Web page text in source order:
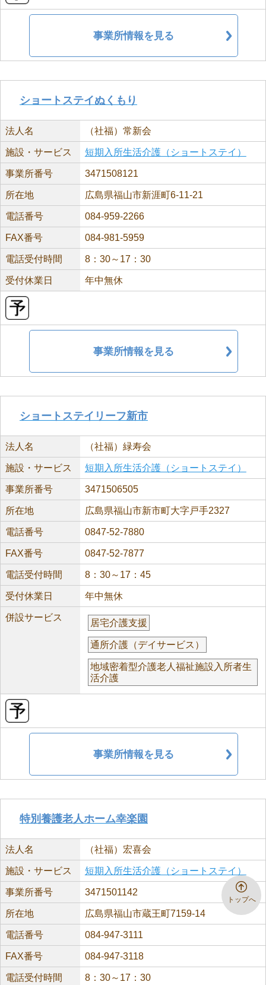
事業所情報を見る
ショートステイぬくもり
法人名 （社福）常新会
施設・サービス 短期入所生活介護（ショートステイ）
事業所番号 3471508121
所在地 広島県福山市新涯町6-11-21
電話番号 084-959-2266
FAX番号 084-981-5959
電話受付時間 8：30～17：30
受付休業日 年中無休
事業所情報を見る
ショートステイリーフ新市
法人名 （社福）緑寿会
施設・サービス 短期入所生活介護（ショートステイ）
事業所番号 3471506505
所在地 広島県福山市新市町大字戸手2327
電話番号 0847-52-7880
FAX番号 0847-52-7877
電話受付時間 8：30～17：45
受付休業日 年中無休
併設サービス
居宅介護支援
通所介護（デイサービス）
地域密着型介護老人福祉施設入所者生
活介護
事業所情報を見る
特別養護老人ホーム幸楽園
法人名 （社福）宏喜会
施設・サービス 短期入所生活介護（ショートステイ）
事業所番号 3471501142
所在地 広島県福山市蔵王町7159-14
電話番号 084-947-3111
FAX番号 084-947-3118
電話受付時間 8：30～17：30
トップへ